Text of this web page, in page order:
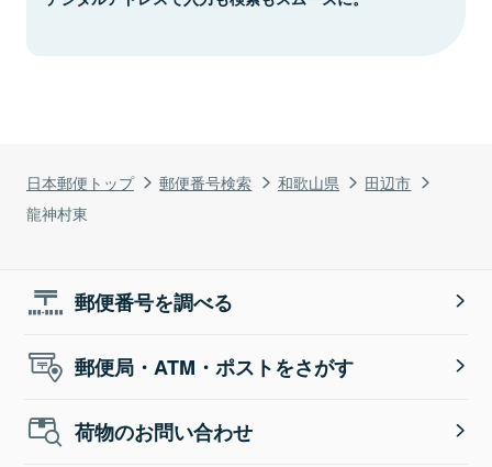
日本郵便トップ 郵便番号検索 和歌山県
田辺市
龍神村東
郵便番号を調べる
郵便局・ATM・ポストをさがす
荷物のお問い合わせ